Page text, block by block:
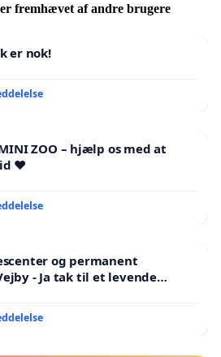
fremhævet af andre brugere
er nok!
ZOO – hjælp os med at
❤️
og permanent
- Ja tak til et levende